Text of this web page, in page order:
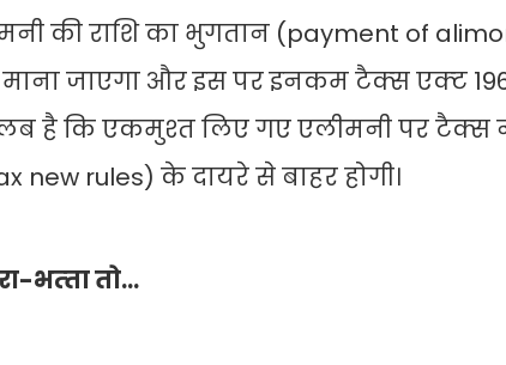
की राशि का भुगतान (payment of
जाएगा और इस पर इनकम टैक्‍स एक्‍ट
है कि एकमुश्‍त लिए गए एलीमनी पर टैक्‍स
rules) के दायरे से बाहर होगी।
भत्‍ता तो…